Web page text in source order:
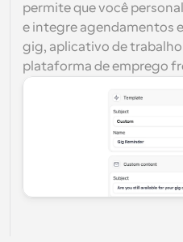
permite que você
e integre agendamentos
gig, aplicativo de
plataforma de emprego